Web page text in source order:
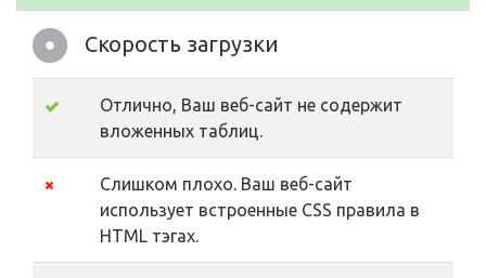
Скорость загрузки
Отлично, Ваш веб-сайт не содержит
вложенных таблиц.
Слишком плохо. Ваш веб-сайт
использует встроенные CSS правила в
HTML тэгах.